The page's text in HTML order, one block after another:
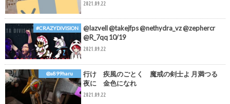
2021.09.22
#CRAZYDIVISION
@lazvell @takejfps @nethydra_vz @zephercr
@R_7qq 10/19
2021.09.22
@a899haru
行け 疾風のごとく 魔戒の剣士よ 月満つる
夜に 金色になれ
2021.09.22